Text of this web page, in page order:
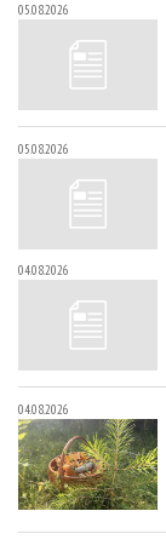
05.08.2026
05.08.2026
04.08.2026
04.08.2026